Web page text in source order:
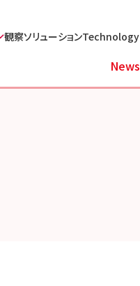
観察ソリューションTechnology
News